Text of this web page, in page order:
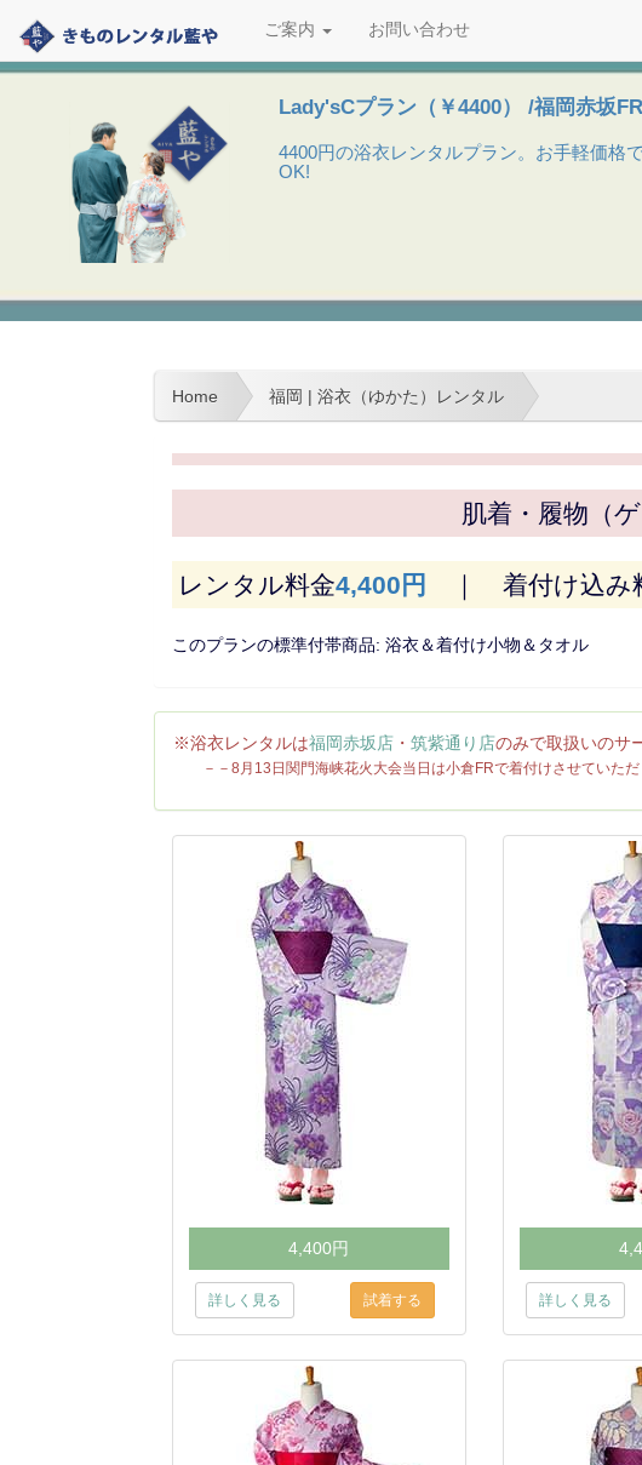
ご案内 お問い合わせ
Lady'sCプラン（￥4400） /福岡赤坂FR
4400円の浴衣レンタルプラン。お手軽価格
OK!
Home 福岡 | 浴衣（ゆかた）レンタル
肌着・履物（
レンタル料金4,400円 ｜ 着付け込み
このプランの標準付帯商品: 浴衣＆着付け小物＆タオル
※浴衣レンタルは福岡赤坂店 ・ 筑紫通り店のみで取扱いのサ
－－8月13日関門海峡花火大会当日は小倉FRで着付けさせていただ
4,400円
詳しく見る 詳しく見る